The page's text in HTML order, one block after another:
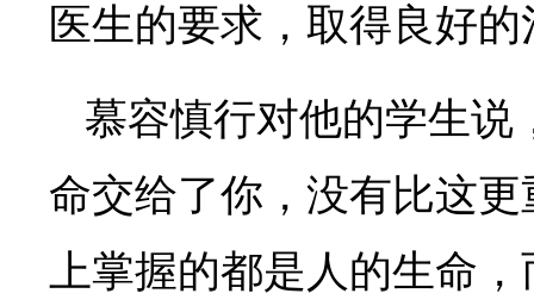
医生的要求，取得良好
慕容慎行对他的学生说
命交给了你，没有比这
上掌握的都是人的生命